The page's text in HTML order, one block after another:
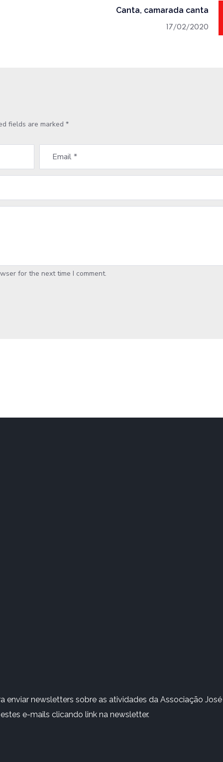
Canta, camarada canta
17/02/2020
fields are marked *
for the next time I comment.
enviar newsletters sobre as atividades da Associação
e-mails clicando link na newsletter.